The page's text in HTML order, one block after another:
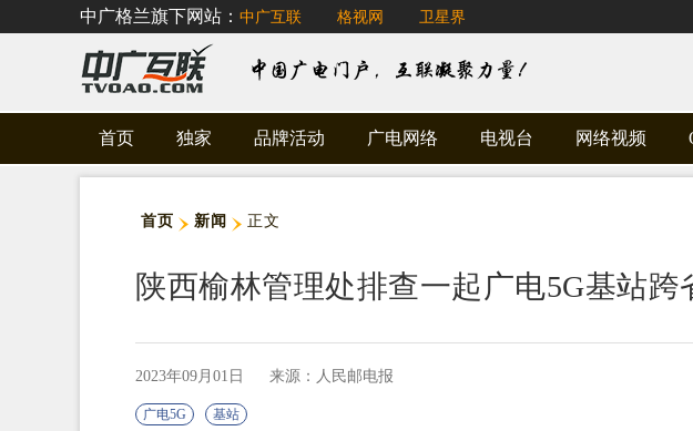
中广格兰旗下网站： 中广互联 格视网 卫星界
首页 独家 品牌活动 广电网络 电视台 网络视频
首页 新闻 正文
陕西榆林管理处排查一起广电5G基站跨
2023年09月01日 来源：人民邮电报
广电5G 基站